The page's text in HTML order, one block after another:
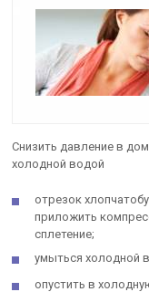
Снизить давление в
холодной водой
отрезок
приложить
сплетение;
умыться холодной
опустить в